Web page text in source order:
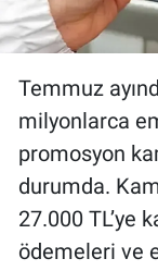
Temmuz
milyonlarca
promosyon
durumda.
27.000 TL’ye
ödemeleri ve